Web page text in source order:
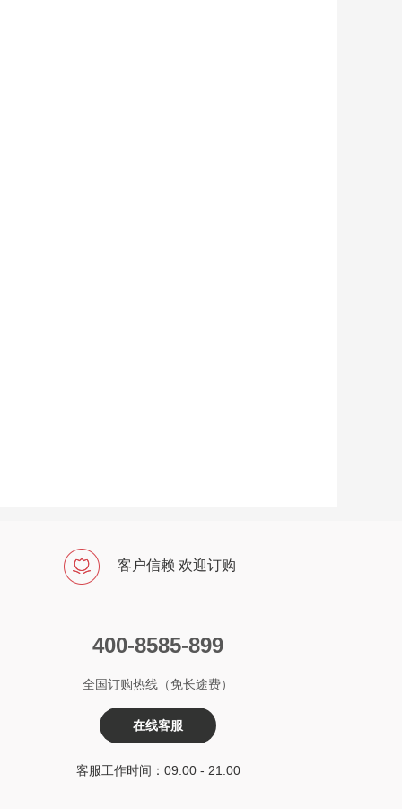
客户信赖 欢迎订购
400-8585-899
全国订购热线（免长途费）
在线客服
客服工作时间：09:00 - 21:00